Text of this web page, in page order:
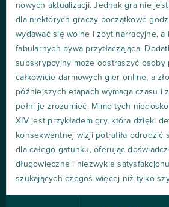
nowych aktualizacji. Jednak gra nie
dla niektórych graczy początkowe
wydawać się wolne i zbyt narracyjne, a
fabularnych bywa przytłaczająca.
subskrypcyjny może odstraszyć osoby
całkowicie darmowych gier online, a
późniejszych etapach wymaga czasu i
pełni je zrozumieć. Mimo tych
XIV jest przykładem gry, która dzięki
konsekwentnej wizji potrafiła odrodzić
dla całego gatunku, oferując
długowieczne i niezwykle
szukających czegoś więcej niż tylko